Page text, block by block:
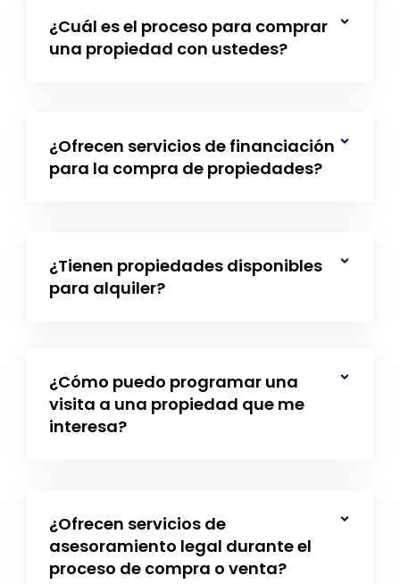
¿Cuál es el proceso para comprar
una propiedad con ustedes?
¿Ofrecen servicios de financiación
para la compra de propiedades?
¿Tienen propiedades disponibles
para alquiler?
¿Cómo puedo programar una
visita a una propiedad que me
interesa?
¿Ofrecen servicios de
asesoramiento legal durante el
proceso de compra o venta?